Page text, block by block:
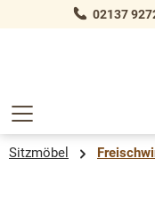
springen 02137
Sitzmöbel